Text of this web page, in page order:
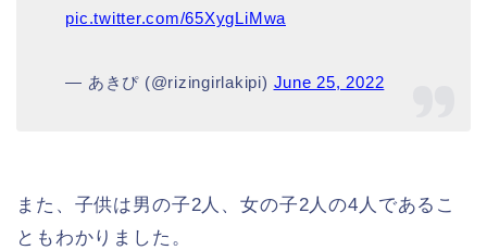
pic.twitter.com/65XygLiMwa
— あきぴ (@rizingirlakipi) June 25, 2022
また、子供は男の子2人、女の子2人の4人であるこ
ともわかりました。